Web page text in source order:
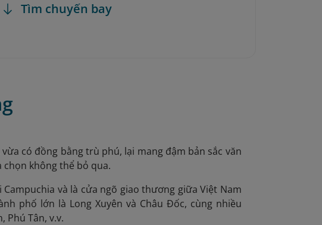
Tìm chuyến bay
có đồng bằng trù phú, lại mang đậm bản sắc văn
chọn không thể bỏ qua.
và là cửa ngõ giao thương giữa Việt Nam
phố lớn là Long Xuyên và Châu Đốc, cùng nhiều
Phú Tân, v.v.